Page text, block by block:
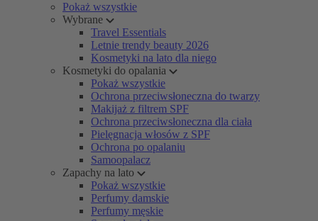
Pokaż wszystkie
Wybrane
Travel Essentials
Letnie trendy beauty 2026
Kosmetyki na lato dla niego
Kosmetyki do opalania
Pokaż wszystkie
Ochrona przeciwsłoneczna do twarzy
Makijaż z filtrem SPF
Ochrona przeciwsłoneczna dla ciała
Pielęgnacja włosów z SPF
Ochrona po opalaniu
Samoopalacz
Zapachy na lato
Pokaż wszystkie
Perfumy damskie
Perfumy męskie